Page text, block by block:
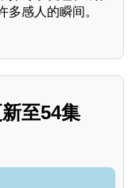
感人的瞬间。
至54集